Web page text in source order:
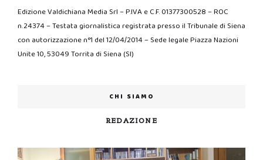
Edizione Valdichiana Media Srl – P.IVA e C.F. 01377300528 – ROC
n.24374 – Testata giornalistica registrata presso il Tribunale di Siena
con autorizzazione n°1 del 12/04/2014 – Sede legale Piazza Nazioni
Unite 10, 53049 Torrita di Siena (SI)
CHI SIAMO
REDAZIONE